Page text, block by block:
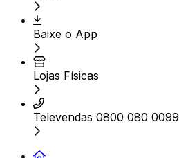
Baixe o App
Lojas Físicas
Televendas 0800 080 0099